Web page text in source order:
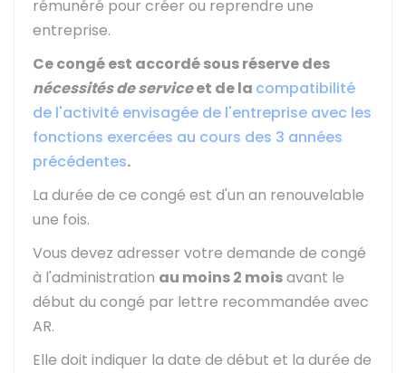
rémunéré pour créer ou reprendre une
entreprise.
Ce congé est accordé sous réserve des
nécessités de serviceet de la compatibilité
de l'activité envisagée de l'entreprise avec les
fonctions exercées au cours des 3 années
précédentes.
La durée de ce congé est d'un an renouvelable
une fois.
Vous devez adresser votre demande de congé
à l'administration au moins 2 moisavant le
début du congé par lettre recommandée avec
AR.
Elle doit indiquer la date de début et la durée de